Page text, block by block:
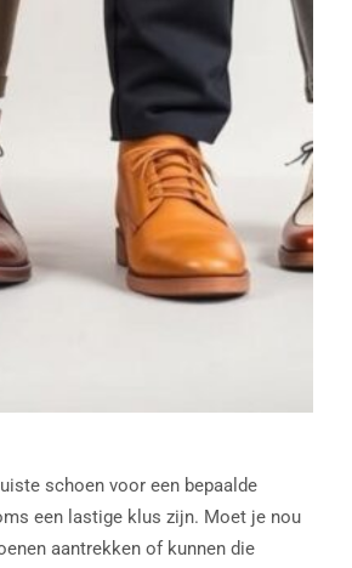
schoen voor een bepaalde
een lastige klus zijn. Moet je nou
aantrekken of kunnen die